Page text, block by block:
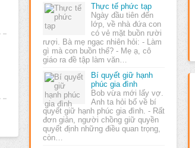
Thực tế phức tạp
Ngày đầu tiên đến
lớp, về nhà đứa con
có vẻ mặt buồn rười
rượi. Bà mẹ ngạc nhiên hỏi: - Làm
gì mà con buồn thế? - Mẹ ạ, cô
giáo ra đề tập làm văn…
Bí quyết giữ hạnh
phúc gia đình
Bob vừa mới lấy vợ.
Anh ta hỏi bố về bí
quyết giữ hạnh phúc gia đình. - Rất
đơn giản, người chồng giữ quyền
quyết định những điều quan trọng,
còn…